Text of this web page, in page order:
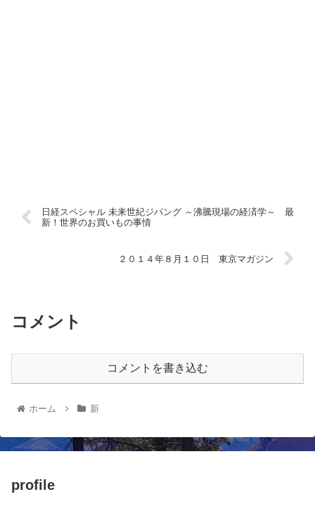
日経スペシャル 未来世紀ジパング ～沸騰現場の経済学～ 最
新！世界のお買いもの事情
２０１４年８月１０日 東京マガジン
コメント
コメントを書き込む
ホーム 新
profile